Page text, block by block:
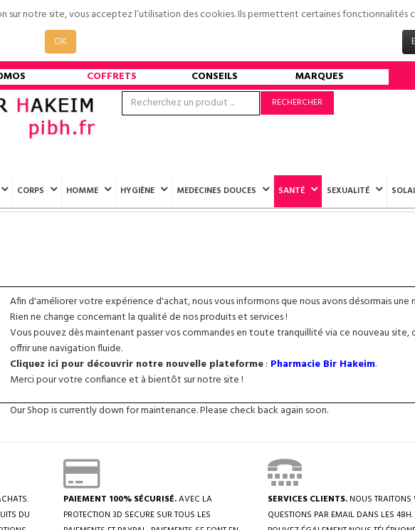
sur notre site, vous acceptez l’utilisation des cookies. Ils permettent certaines fonctionnalités
OK
COFFRETS CONSEILS MARQUES
RECHERCHER
CORPS HOMME HYGIÈNE MEDECINES DOUCES SANTÉ SEXUALITÉ
Afin d'améliorer votre expérience d'achat, nous vous informons que nous avons désormais une
Rien ne change concernant la qualité de nos produits et services !
Vous pouvez dès maintenant passer vos commandes en toute tranquillité via ce nouveau
offrir une navigation fluide.
Cliquez ici pour découvrir notre nouvelle plateforme: Pharmacie Bir Hakeim.
Merci pour votre confiance et à bientôt sur notre site !
Our Shop is currently down for maintenance. Please check back again soon.
DU
PAIEMENT 100% SÉCURISÉ.AVEC LA
PROTECTION 3D SECURE SUR TOUS LES
SERVICES CLIENTS. NOUS TRAITONS
QUESTIONS PAR EMAIL DANS LES